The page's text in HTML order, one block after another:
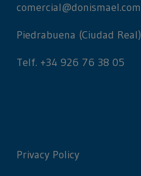
comercial@donismael.com
Piedrabuena (Ciudad Real)
Telf. +34 926 76 38 05
Privacy Policy